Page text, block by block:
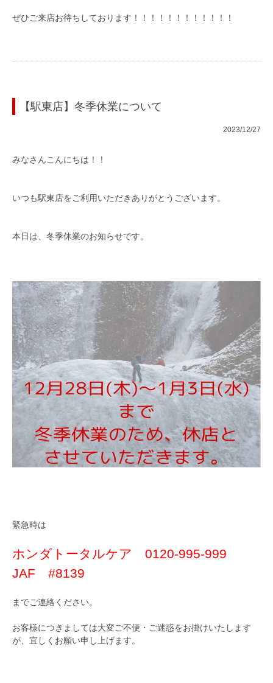
ぜひご来店お待ちしております！！！！！！！！！！！！
【駅東店】冬季休業について
2023/12/27
みなさんこんにちは！！
いつも駅東店をご利用いただきありがとうございます。
本日は、冬季休業のお知らせです。
緊急時は
ホンダトータルケア 0120-995-999
JAF #8139
までご連絡ください。
お客様につきましては大変ご不便・ご迷惑をお掛けいたします
が、宜しくお願い申し上げます。